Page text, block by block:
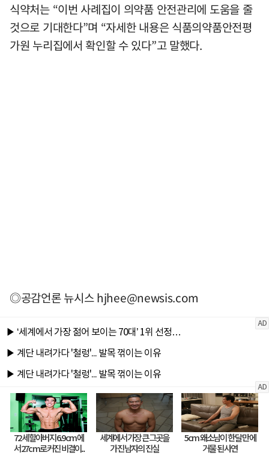
식약처는 “이번 사례집이 의약품 안전관리에 도움을 줄
것으로 기대한다”며 “자세한 내용은 식품의약품안전평
가원 누리집에서 확인할 수 있다”고 말했다.
◎공감언론 뉴시스hjhee@newsis.com